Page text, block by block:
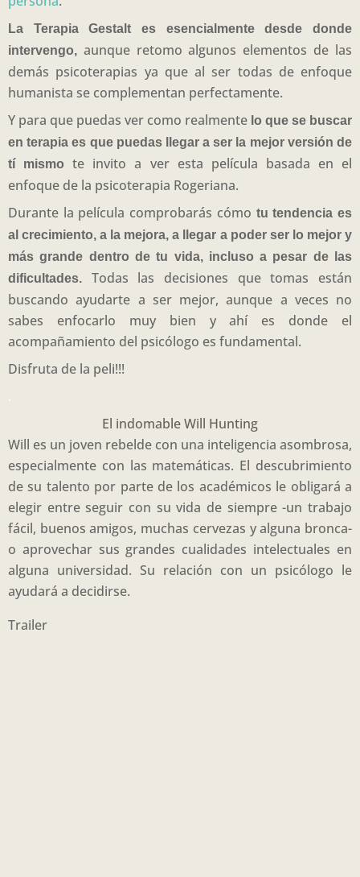
La Terapia Gestalt es esencialmente desde donde
intervengo, aunque retomo algunos elementos de las
demás psicoterapias ya que al ser todas de enfoque
humanista se complementan perfectamente.
Y para que puedas ver como realmente lo que se buscar
en terapia es que puedas llegar a ser la mejor versión de
tí mismo
te invito a ver esta película basada en el
enfoque de la psicoterapia Rogeriana.
Durante la película comprobarás cómo tu tendencia es
al crecimiento, a la mejora, a llegar a poder ser lo mejor y
más grande dentro de tu vida, incluso a pesar de las
dificultades.
Todas las decisiones que tomas están
buscando ayudarte a ser mejor, aunque a veces no
sabes enfocarlo muy bien y ahí es donde el
acompañamiento del psicólogo es fundamental.
Disfruta de la peli!!!
.
El indomable Will Hunting
Will es un joven rebelde con una inteligencia asombrosa,
especialmente con las matemáticas. El descubrimiento
de su talento por parte de los académicos le obligará a
elegir entre seguir con su vida de siempre -un trabajo
fácil, buenos amigos, muchas cervezas y alguna bronca-
o aprovechar sus grandes cualidades intelectuales en
alguna universidad. Su relación con un psicólogo le
ayudará a decidirse.
Trailer